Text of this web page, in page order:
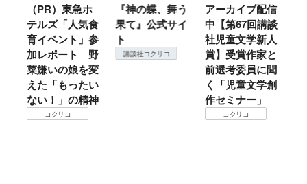
（PR）東急ホ
テルズ「人気食
育イベント」参
加レポート 野
菜嫌いの娘を変
えた「もったい
ない！」の精神
コクリコ
『神の蝶、舞う
果て』公式サイ
ト
講談社コクリコ
アーカイブ配信
中【第67回講談
社児童文学新人
賞】受賞作家と
前選考委員に聞
く「児童文学創
作セミナー」
コクリコ